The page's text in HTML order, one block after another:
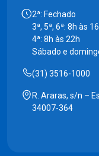
2ª: Fechado
3ª, 5ª, 6ª: 8h às
4ª: 8h às 22h
Sábado e
(31) 3516-1000
R. Araras, s/n –
34007-364